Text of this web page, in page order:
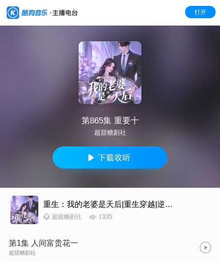
打开
第865集 重要十
超甜糖剧社
重生：我的老婆是天后|重生穿越|逆袭|搞笑|爆更|爽文
超甜糖剧社 1335
第1集 人间富贵花一
超甜糖剧社